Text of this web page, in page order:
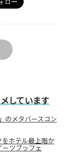
しています
のメタバースコン
ホテル最上階か
ツブッフェ